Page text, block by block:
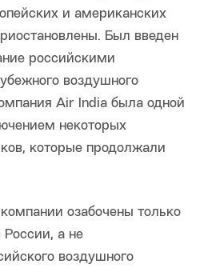
и американских
Был введен
российскими
воздушного
Air India была одной
некоторых
которые продолжали
озабочены только
России, а не
воздушного